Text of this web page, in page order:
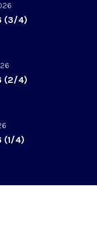
(3/4)
(2/4)
(1/4)